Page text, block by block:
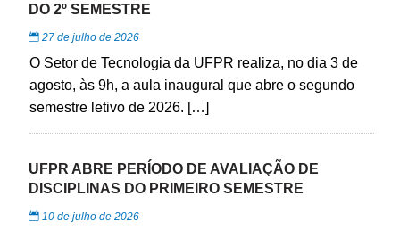
DO 2º SEMESTRE
27 de julho de 2026
O Setor de Tecnologia da UFPR realiza, no dia 3 de
agosto, às 9h, a aula inaugural que abre o segundo
semestre letivo de 2026. […]
UFPR ABRE PERÍODO DE AVALIAÇÃO DE
DISCIPLINAS DO PRIMEIRO SEMESTRE
10 de julho de 2026